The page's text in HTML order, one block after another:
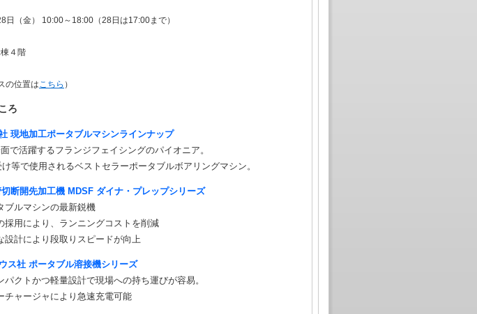
日（金） 10:00～18:00（28日は17:00まで）
４階
の位置はこちら ）
ろ
現地加工ポータブルマシンラインナップ
で活躍するフランジフェイシングのパイオニア。
等で使用されるベストセラーポータブルボアリングマシン。
断開先加工機 MDSF ダイナ・プレップシリーズ
ブルマシンの最新鋭機
採用により、ランニングコストを削減
設計により段取りスピードが向上
ス社 ポータブル溶接機シリーズ
パクトかつ軽量設計で現場への持ち運びが容易。
チャージャにより急速充電可能